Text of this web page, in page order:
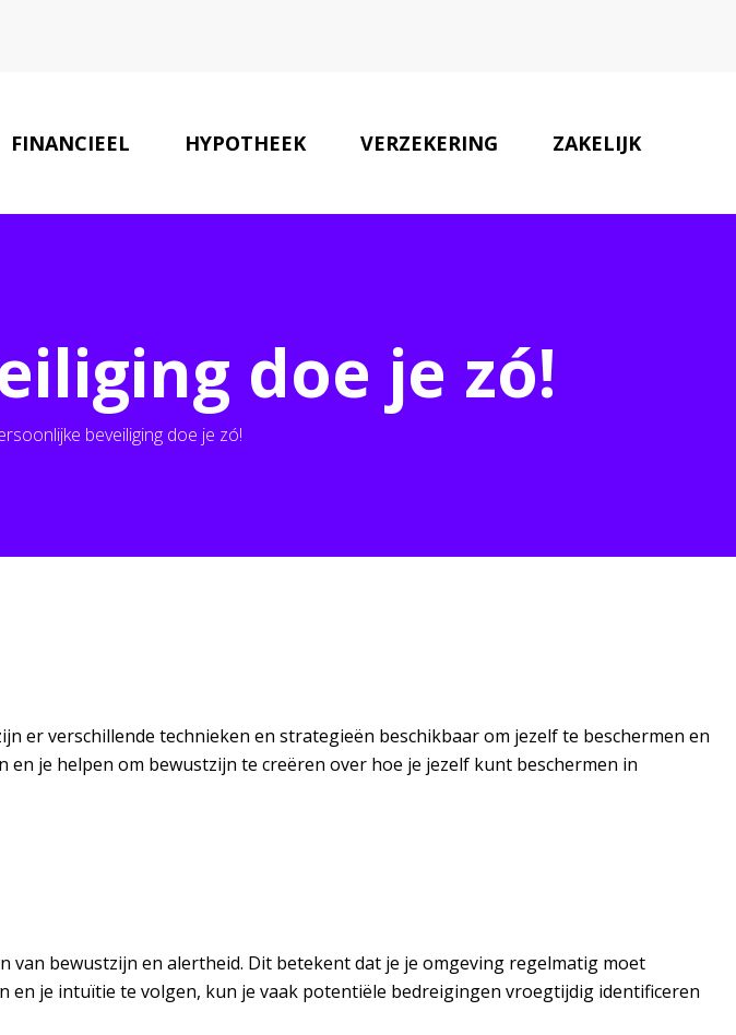
FINANCIEEL HYPOTHEEK VERZEKERING ZAKELIJK
doe je zó!
beveiliging doe je zó!
er verschillende technieken en strategieën beschikbaar om jezelf te beschermen en
je helpen om bewustzijn te creëren over hoe je jezelf kunt beschermen in
bewustzijn en alertheid. Dit betekent dat je je omgeving regelmatig moet
je intuïtie te volgen, kun je vaak potentiële bedreigingen vroegtijdig identificeren